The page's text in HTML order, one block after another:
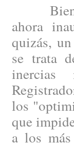
Bien
ahora
quizás,
se trata
inercias
los
que
a los